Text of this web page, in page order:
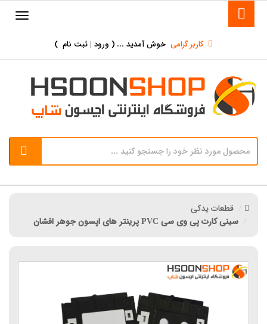
کاربر گرامی خوش آمدید ... ( ورود | ثبت نام )
قطعات یدکی
سینی کارت پی وی سی PVC پرینتر های اپسون جوهر افشان